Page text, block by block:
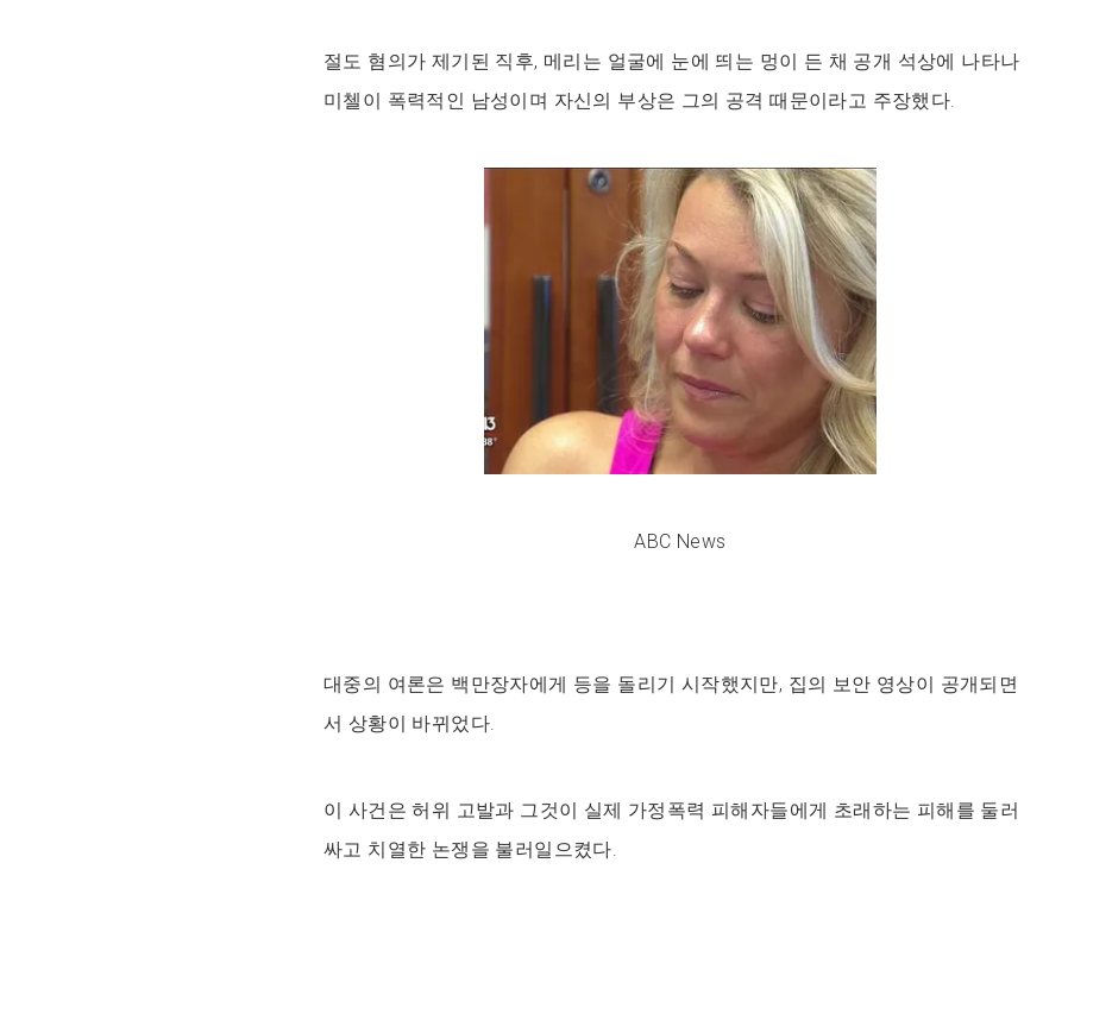
절도 혐의가 제기된 직후, 메리는 얼굴에 눈에 띄는 멍이 든 채 공개 석상에 나타나
미첼이 폭력적인 남성이며 자신의 부상은 그의 공격 때문이라고 주장했다.
ABC News
대중의 여론은 백만장자에게 등을 돌리기 시작했지만, 집의 보안 영상이 공개되면
서 상황이 바뀌었다.
이 사건은 허위 고발과 그것이 실제 가정폭력 피해자들에게 초래하는 피해를 둘러
싸고 치열한 논쟁을 불러일으켰다.